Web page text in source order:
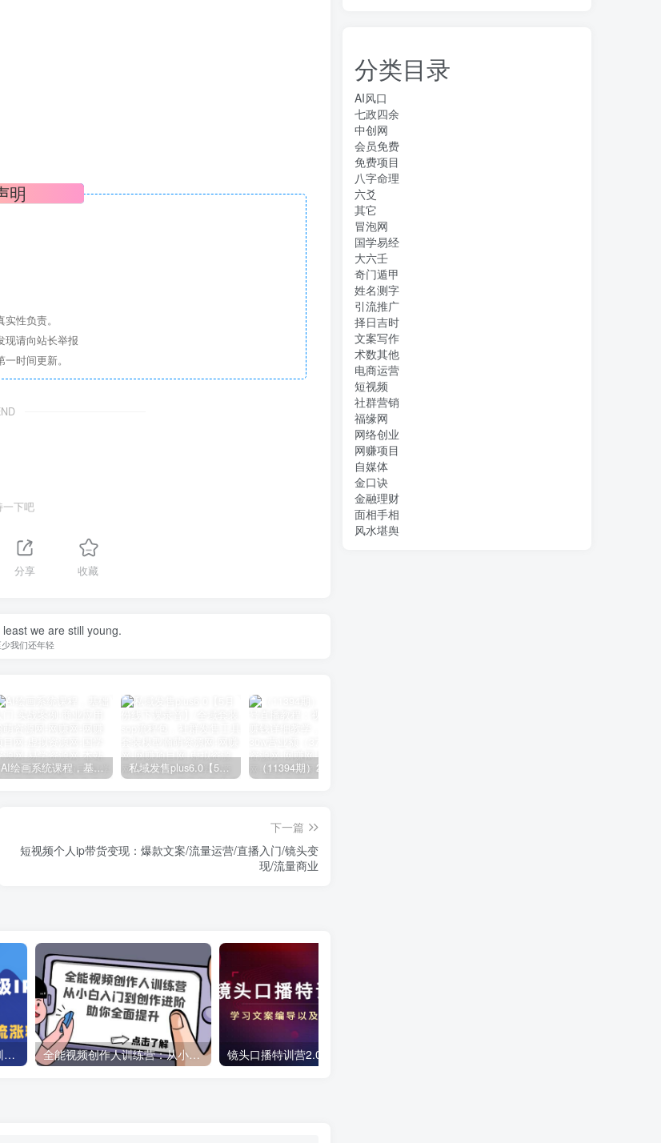
明
性负责。
现请向站长举报
时间更新。
一下吧
分享 收藏
we are still young.
我们还年轻
AI绘画系统课程，基础入门-实战案例-商业应用 私域发售plus6.0【5月份线下课录音】/全域套装sop流程包，社群发售工具套装模型
下一篇
短视频个人ip带货变现：爆款文案/流量运营/直播入门/镜头变
现/流量商业
教你如何打造超级IP线上特训营，抖音流量红利新机遇 全能视频创作人训练营：从小白入门到创作进阶，助你全面提升
分类目录
AI风口
七政四余
中创网
会员免费
免费项目
八字命理
六爻
其它
冒泡网
国学易经
大六壬
奇门遁甲
姓名测字
引流推广
择日吉时
文案写作
术数其他
电商运营
短视频
社群营销
福缘网
网络创业
网赚项目
自媒体
金口诀
金融理财
面相手相
风水堪舆